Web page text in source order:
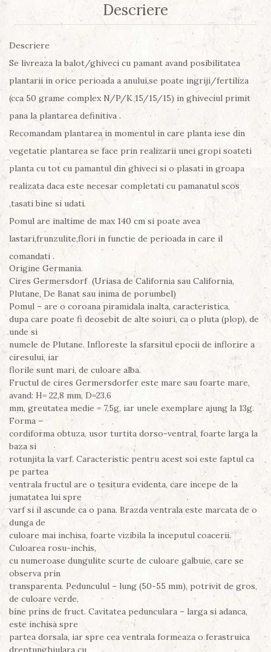
Descriere
Descriere
Se livreaza la balot/ghiveci cu pamant avand posibilitatea
plantarii in orice perioada a anului,se poate ingriji/fertiliza
(cca 50 grame complex N/P/K 15/15/15) in ghiveciul primit
pana la plantarea definitiva .
Recomandam plantarea in momentul in care planta iese din
vegetatie plantarea se face prin realizarii unei gropi soateti
planta cu tot cu pamantul din ghiveci si o plasati in groapa
realizata daca este necesar completati cu pamanatul scos
,tasati bine si udati.
Pomul are inaltime de max 140 cm si poate avea
lastari,frunzulite,flori in functie de perioada in care il
comandati .
Origine Germania.
Cires Germersdorf (Uriasa de California sau California,
Plutane, De Banat sau inima de porumbel)
Pomul – are o coroana piramidala inalta, caracteristica,
dupa care poate fi deosebit de alte soiuri, ca o pluta (plop), de
unde si
numele de Plutane. Infloreste la sfarsitul epocii de inflorire a
ciresului, iar
florile sunt mari, de culoare alba.
Fructul de cires Germersdorfer este mare sau foarte mare,
avand: H= 22,8 mm, D=23,6
mm, greutatea medie = 7,5g, iar unele exemplare ajung la 13g.
Forma –
cordiforma obtuza, usor turtita dorso-ventral, foarte larga la
baza si
rotunjita la varf. Caracteristic pentru acest soi este faptul ca
pe partea
ventrala fructul are o tesitura evidenta, care incepe de la
jumatatea lui spre
varf si il ascunde ca o pana. Brazda ventrala este marcata de o
dunga de
culoare mai inchisa, foarte vizibila la inceputul coacerii.
Culoarea rosu-inchis,
cu numeroase dungulite scurte de culoare galbuie, care se
observa prin
transparenta. Pedunculul – lung (50-55 mm), potrivit de gros,
de culoare verde,
bine prins de fruct. Cavitatea pedunculara – larga si adanca,
este inchisa spre
partea dorsala, iar spre cea ventrala formeaza o ferastruica
dreptunghiulara cu